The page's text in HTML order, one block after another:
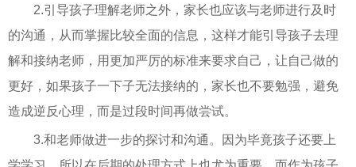
2.引导孩子理解老师之外，家长也应该与老师进行及时
的沟通，从而掌握比较全面的信息，这样才能引导孩子去理
解和接纳老师，用更加严厉的标准来要求自己，让自己做的
更好，如果孩子一下子无法接纳的，家长也不要勉强，避免
造成逆反心理，而是过段时间再做尝试。
3.和老师做进一步的探讨和沟通。因为毕竟孩子还要上